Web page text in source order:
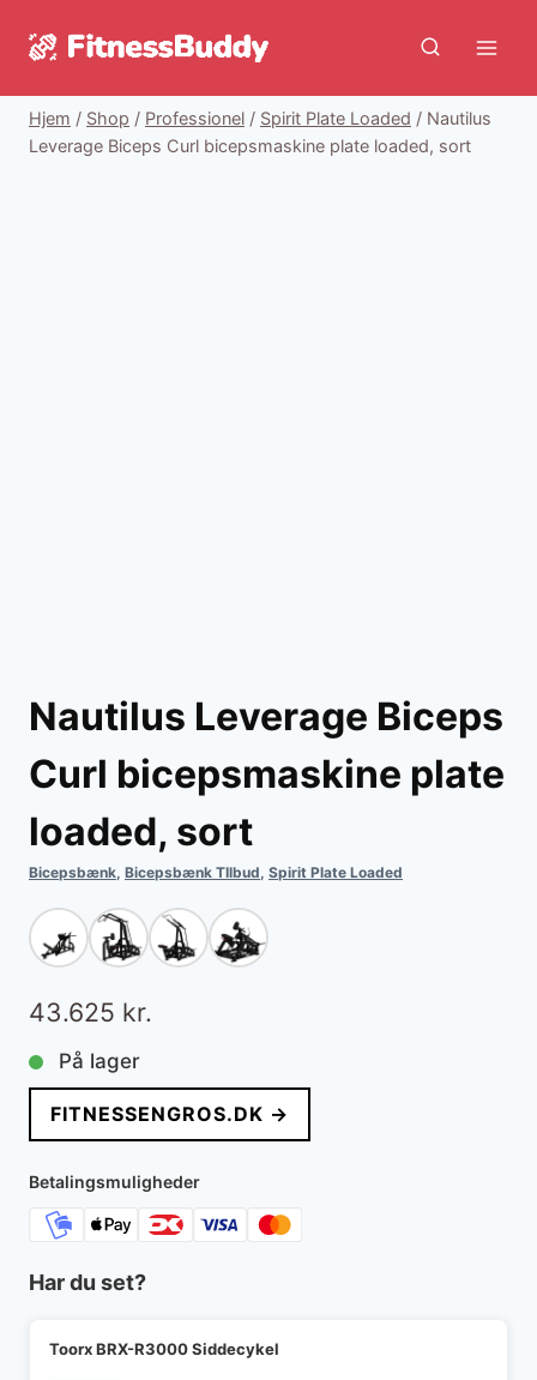
Hjem / Shop / Professionel / Spirit Plate Loaded / Nautilus
Leverage Biceps Curl bicepsmaskine plate loaded, sort
Nautilus Leverage Biceps
Curl bicepsmaskine plate
loaded, sort
Bicepsbænk, Bicepsbænk TIlbud, Spirit Plate Loaded
43.625 kr.
På lager
FITNESSENGROS.DK →
Betalingsmuligheder
Har du set?
Toorx BRX-R3000 Siddecykel